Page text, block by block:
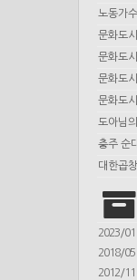
노동가
문화도
문화도
문화도
문화도
도아님
충주 순
대한곱
2023/01
2018/05
2012/